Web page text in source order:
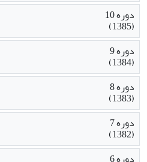
دوره 10
(1385)
دوره 9
(1384)
دوره 8
(1383)
دوره 7
(1382)